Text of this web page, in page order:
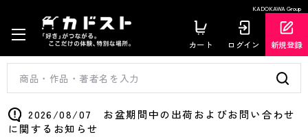
KADOKAWA Group
カート ログイン 新規登録
2026/08/07 お盆期間中の出荷およびお問い合わせ
に関するお知らせ